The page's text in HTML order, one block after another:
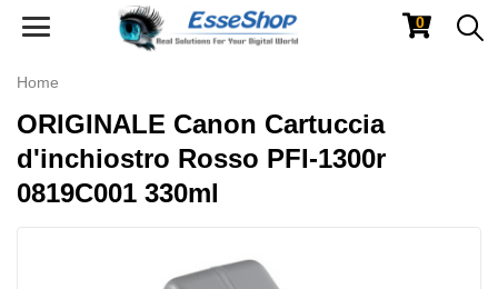
Toggle
0
Home
ORIGINALE Canon Cartuccia
d'inchiostro Rosso PFI-1300r
0819C001 330ml